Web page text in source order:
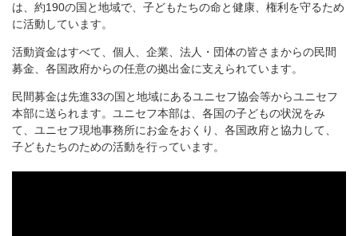
は、約190の国と地域で、子どもたちの命と健康、権利を守るため
に活動しています。
活動資金はすべて、個人、企業、法人・団体の皆さまからの民間
募金、各国政府からの任意の拠出金に支えられています。
民間募金は先進33の国と地域にあるユニセフ協会等からユニセフ
本部に送られます。ユニセフ本部は、各国の子どもの状況をみ
て、ユニセフ現地事務所にお金をおくり、各国政府と協力して、
子どもたちのための活動を行っています。